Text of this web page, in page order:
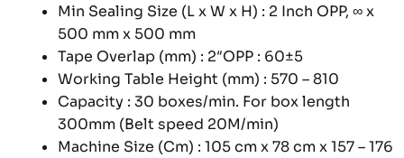
Min Sealing Size (L x W x H) : 2 Inch OPP, ∞ x
500 mm x 500 mm
Tape Overlap (mm) : 2″OPP : 60±5
Working Table Height (mm) : 570 – 810
Capacity : 30 boxes/min. For box length
300mm (Belt speed 20M/min)
Machine Size (Cm) : 105 cm x 78 cm x 157 – 176